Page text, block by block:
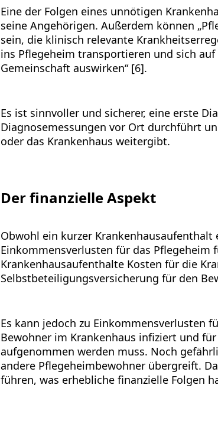
Eine der Folgen eines unnötigen
seine Angehörigen. Außerdem können
sein, die klinisch relevante
ins Pflegeheim transportieren und sich
Gemeinschaft auswirken“ [6].
Es ist sinnvoller und sicherer, eine erste
Diagnosemessungen vor Ort durchführt
oder das Krankenhaus weitergibt.
Der finanzielle Aspekt
Obwohl ein kurzer
Einkommensverlusten für das Pflegeheim
Krankenhausaufenthalte Kosten für die
Selbstbeteiligungsversicherung für den
Es kann jedoch zu Einkommensverlusten
Bewohner im Krankenhaus infiziert und
aufgenommen werden muss. Noch
andere Pflegeheimbewohner übergreift.
führen, was erhebliche finanzielle Folgen